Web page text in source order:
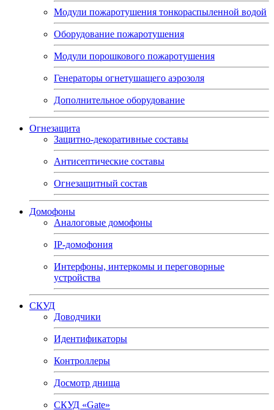
Модули пожаротушения тонкораспыленной водой
Оборудование пожаротушения
Модули порошкового пожаротушения
Генераторы огнетушащего аэрозоля
Дополнительное оборудование
Огнезащита
Защитно-декоративные составы
Антисептические составы
Огнезащитный состав
Домофоны
Аналоговые домофоны
IP-домофония
Интерфоны, интеркомы и переговорные
устройства
СКУД
Доводчики
Идентификаторы
Контроллеры
Досмотр днища
СКУД «Gate»